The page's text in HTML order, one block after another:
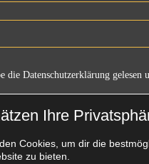
die Datenschutzerklärung gelesen
Ihre
Cookies, um dir die
zu bieten.